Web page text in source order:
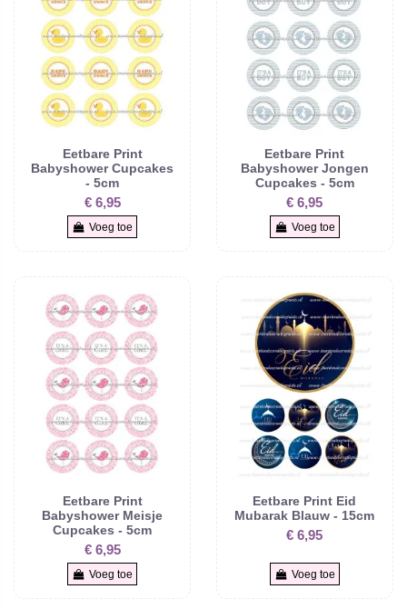
Eetbare Print
Babyshower Cupcakes
- 5cm
€ 6,95
Voeg toe
Eetbare Print
Babyshower Jongen
Cupcakes - 5cm
€ 6,95
Voeg toe
Eetbare Print
Babyshower Meisje
Cupcakes - 5cm
€ 6,95
Voeg toe
Eetbare Print Eid
Mubarak Blauw - 15cm
€ 6,95
Voeg toe